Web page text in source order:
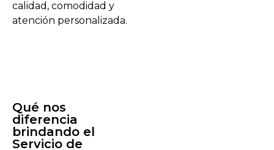
calidad, comodidad y
atención personalizada.
Qué nos
diferencia
brindando el
Servicio de